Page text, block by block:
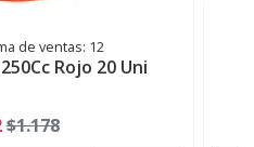
de ventas: 12
Rojo 20 Uni
$1.178